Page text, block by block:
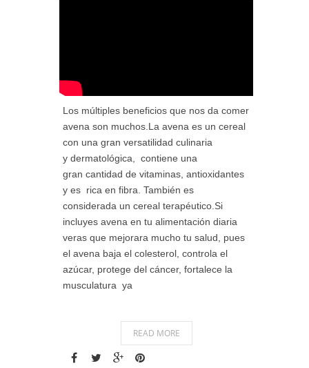
Los múltiples beneficios que nos da comer
avena son muchos.La avena es un cereal
con una gran versatilidad culinaria
y dermatológica, contiene una
gran cantidad de vitaminas, antioxidantes
y es rica en fibra. También es
considerada un cereal terapéutico.Si
incluyes avena en tu alimentación diaria
veras que mejorara mucho tu salud, pues
el avena baja el colesterol, controla el
azúcar, protege del cáncer, fortalece la
musculatura ya
READ MORE